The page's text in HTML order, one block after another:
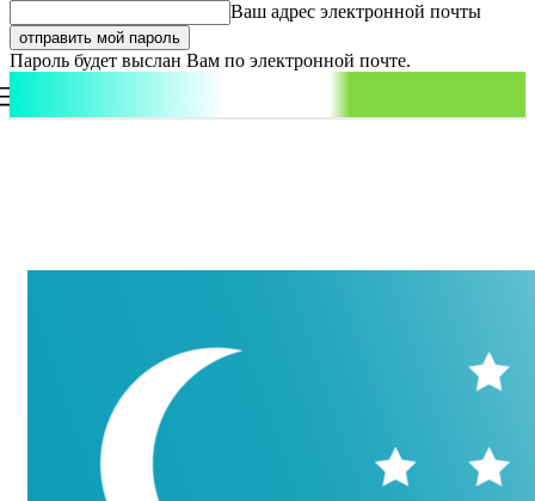
Ваш адрес электронной почты
Пароль будет выслан Вам по электронной почте.